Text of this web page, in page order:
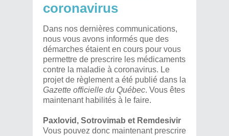
coronavirus
Dans nos dernières communications,
nous vous avons informés que des
démarches étaient en cours pour vous
permettre de prescrire les médicaments
contre la maladie à coronavirus. Le
projet de règlement a été publié dans la
Gazette officielle du Québec. Vous êtes
maintenant habilités à le faire.
Paxlovid, Sotrovimab et Remdesivir
Vous pouvez donc maintenant prescrire